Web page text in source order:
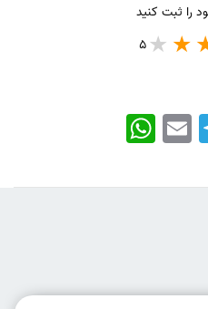
را ثبت کنید
5
WhatsApp Email